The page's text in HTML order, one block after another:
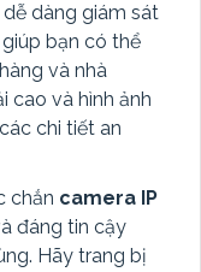
dàng giám sát
bạn có thể
và nhà
cao và hình ảnh
chi tiết an
chắn camera IP
đáng tin cậy
Hãy trang bị